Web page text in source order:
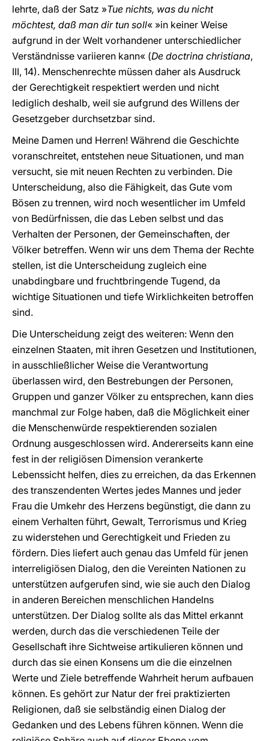
lehrte, daß der Satz »Tue nichts, was du nicht
möchtest, daß man dir tun soll« »in keiner Weise
aufgrund in der Welt vorhandener unterschiedlicher
Verständnisse variieren kann« (De doctrina christiana,
III, 14). Menschenrechte müssen daher als Ausdruck
der Gerechtigkeit respektiert werden und nicht
lediglich deshalb, weil sie aufgrund des Willens der
Gesetzgeber durchsetzbar sind.
Meine Damen und Herren! Während die Geschichte
voranschreitet, entstehen neue Situationen, und man
versucht, sie mit neuen Rechten zu verbinden. Die
Unterscheidung, also die Fähigkeit, das Gute vom
Bösen zu trennen, wird noch wesentlicher im Umfeld
von Bedürfnissen, die das Leben selbst und das
Verhalten der Personen, der Gemeinschaften, der
Völker betreffen. Wenn wir uns dem Thema der Rechte
stellen, ist die Unterscheidung zugleich eine
unabdingbare und fruchtbringende Tugend, da
wichtige Situationen und tiefe Wirklichkeiten betroffen
sind.
Die Unterscheidung zeigt des weiteren: Wenn den
einzelnen Staaten, mit ihren Gesetzen und Institutionen,
in ausschließlicher Weise die Verantwortung
überlassen wird, den Bestrebungen der Personen,
Gruppen und ganzer Völker zu entsprechen, kann dies
manchmal zur Folge haben, daß die Möglichkeit einer
die Menschenwürde respektierenden sozialen
Ordnung ausgeschlossen wird. Andererseits kann eine
fest in der religiösen Dimension verankerte
Lebenssicht helfen, dies zu erreichen, da das Erkennen
des transzendenten Wertes jedes Mannes und jeder
Frau die Umkehr des Herzens begünstigt, die dann zu
einem Verhalten führt, Gewalt, Terrorismus und Krieg
zu widerstehen und Gerechtigkeit und Frieden zu
fördern. Dies liefert auch genau das Umfeld für jenen
interreligiösen Dialog, den die Vereinten Nationen zu
unterstützen aufgerufen sind, wie sie auch den Dialog
in anderen Bereichen menschlichen Handelns
unterstützen. Der Dialog sollte als das Mittel erkannt
werden, durch das die verschiedenen Teile der
Gesellschaft ihre Sichtweise artikulieren können und
durch das sie einen Konsens um die die einzelnen
Werte und Ziele betreffende Wahrheit herum aufbauen
können. Es gehört zur Natur der frei praktizierten
Religionen, daß sie selbständig einen Dialog der
Gedanken und des Lebens führen können. Wenn die